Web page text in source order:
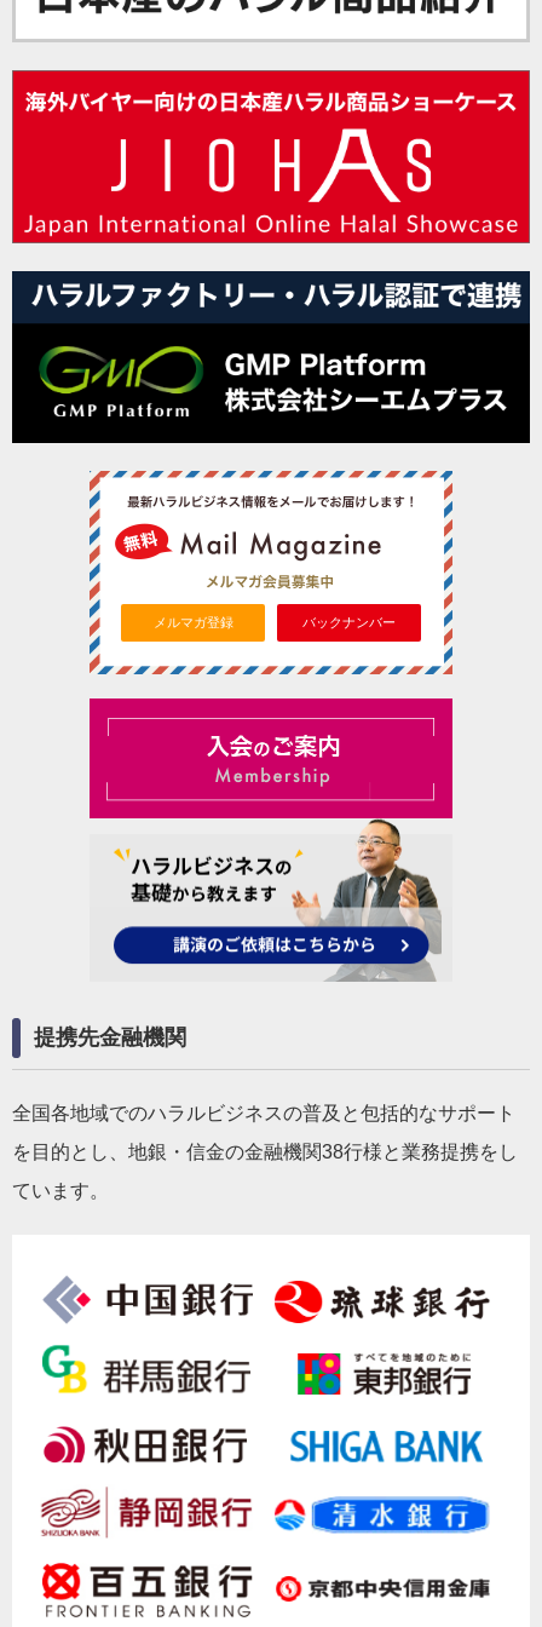
メルマガ登録 バックナンバー
提携先金融機関
全国各地域でのハラルビジネスの普及と包括的なサポート
を目的とし、地銀・信金の金融機関38行様と業務提携をし
ています。